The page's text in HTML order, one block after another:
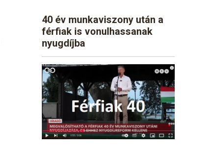
40 év munkaviszony után a
férfiak is vonulhassanak
nyugdíjba